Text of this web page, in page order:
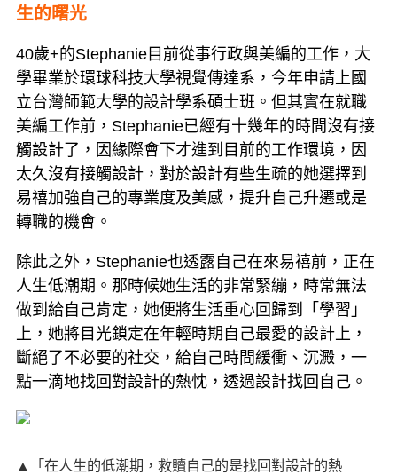
生的曙光
40歲+的Stephanie目前從事行政與美編的工作，大
學畢業於環球科技大學視覺傳達系，今年申請上國
立台灣師範大學的設計學系碩士班。但其實在就職
美編工作前，Stephanie已經有十幾年的時間沒有接
觸設計了，因緣際會下才進到目前的工作環境，因
太久沒有接觸設計，對於設計有些生疏的她選擇到
易禧加強自己的專業度及美感，提升自己升遷或是
轉職的機會。
除此之外，Stephanie也透露自己在來易禧前，正在
人生低潮期。那時候她生活的非常緊繃，時常無法
做到給自己肯定，她便將生活重心回歸到「學習」
上，她將目光鎖定在年輕時期自己最愛的設計上，
斷絕了不必要的社交，給自己時間緩衝、沉澱，一
點一滴地找回對設計的熱忱，透過設計找回自己。
▲「在人生的低潮期，救贖自己的是找回對設計的熱